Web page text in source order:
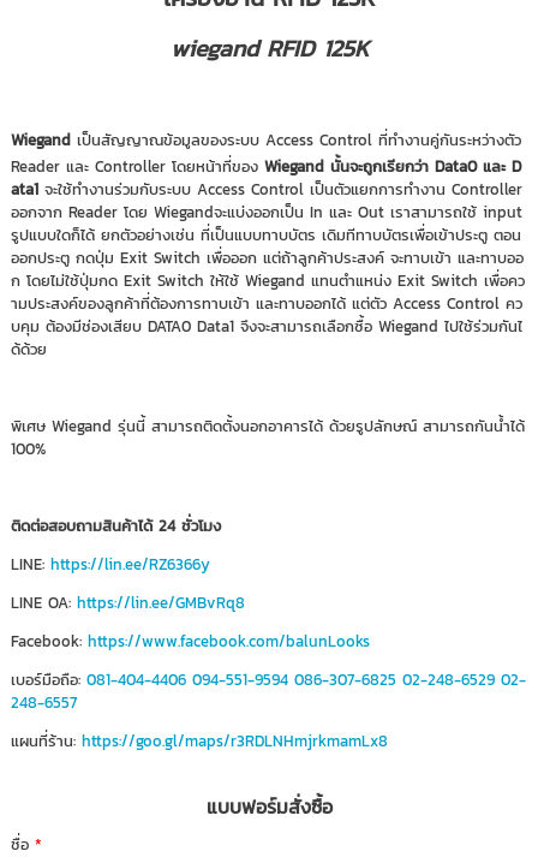
wiegand RFID 125K
Wiegand เป็นสัญญาณข้อมูลของระบบ Access Control ที่ทำงานคู่กันระหว่างตัว
Reader และ Controller โดยหน้าที่ของWiegand นั้นจะถูกเรียกว่า Data0 และ D
ata1จะใช้ทำงานร่วมกับระบบ Access Control เป็นตัวแยกการทำงาน Controller
ออกจาก Reader โดย Wiegandจะแบ่งออกเป็น In และ Out เราสามารถใช้ input
รูปแบบใดก็ได้ ยกตัวอย่างเช่น ที่เป็นแบบทาบบัตร เดิมทีทาบบัตรเพื่อเข้าประตู ตอน
ออกประตู กดปุ่ม Exit Switch เพื่อออก แต่ถ้าลูกค้าประสงค์ จะทาบเข้า และทาบออ
ก โดยไม่ใช้ปุ่มกด Exit Switch ให้ใช้ Wiegand แทนตำแหน่ง Exit Switch เพื่อคว
ามประสงค์ของลูกค้าที่ต้องการทาบเข้า และทาบออกได้ แต่ตัว Access Control คว
บคุม ต้องมีช่องเสียบ DATA0 Data1 จึงจะสามารถเลือกซื้อ Wiegand ไปใช้ร่วมกันไ
ด้ด้วย
พิเศษ Wiegand รุ่นนี้ สามารถติดตั้งนอกอาคารได้ ด้วยรูปลักษณ์ สามารถกันน้ำได้
100%
ติดต่อสอบถามสินค้าได้ 24 ชั่วโมง
LINE:https://lin.ee/RZ6366y
LINE OA:https://lin.ee/GMBvRq8
Facebook:https://www.facebook.com/balunLooks
เบอร์มือถือ:081-404-4406 094-551-9594 086-307-6825 02-248-6529 02-
248-6557
แผนที่ร้าน:https://goo.gl/maps/r3RDLNHmjrkmamLx8
แบบฟอร์มสั่งซื้อ
ชื่อ*